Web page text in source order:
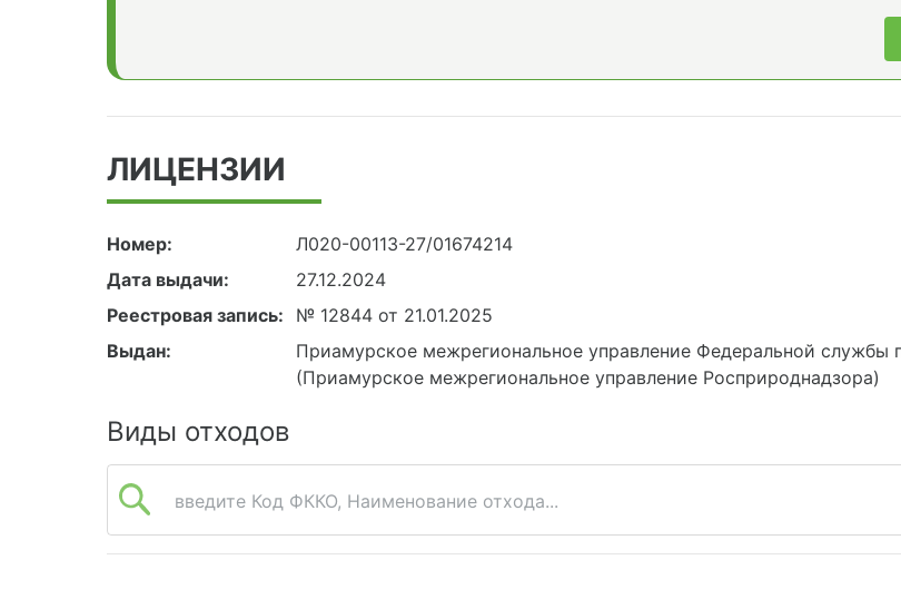
ЛИЦЕНЗИИ
Номер:
Л020-00113-27/01674214
Дата выдачи:
27.12.2024
Реестровая запись:
№ 12844 от 21.01.2025
Выдан:
Приамурское межрегиональное управление Федеральной службы
(Приамурское межрегиональное управление Росприроднадзора)
Виды отходов
введите Код ФККО, Наименование отхода...